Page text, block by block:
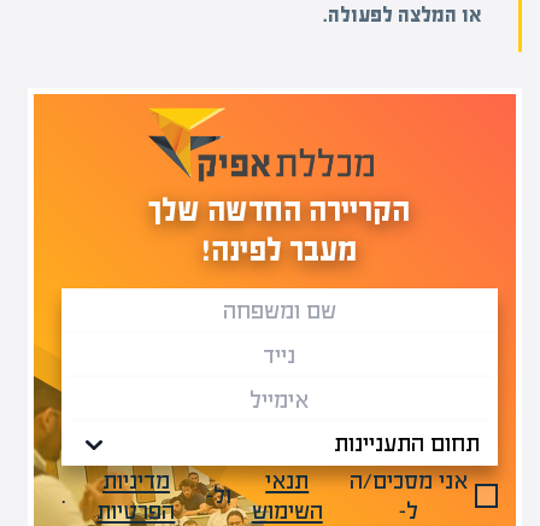
או המלצה לפעולה.
הקריירה החדשה שלך
מעבר לפינה!
אני מסכים/ה
ל-
תנאי
השימוש
ול-
מדיניות
הפרטיות
.